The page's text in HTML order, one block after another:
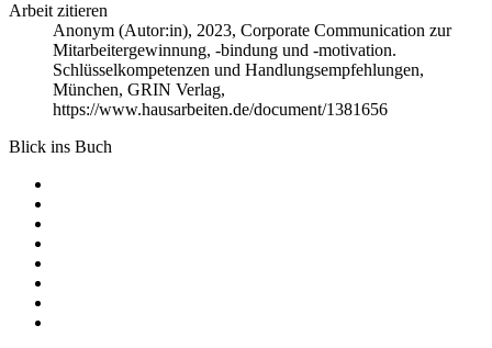
Arbeit zitieren
Anonym (Autor:in), 2023, Corporate Communication zur
Mitarbeitergewinnung, -bindung und -motivation.
Schlüsselkompetenzen und Handlungsempfehlungen,
München, GRIN Verlag,
https://www.hausarbeiten.de/document/1381656
Blick ins Buch